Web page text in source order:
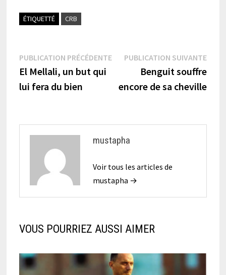
ÉTIQUETTÉ CRB
Navigation
de
PUBLICATION PRÉCÉDENTEPublication
précédente :
El Mellali, un but qui
lui fera du bien
PUBLICATION SUIVANTE
Benguit souffre
encore de sa cheville
mustapha
Voir tous les articles de
mustapha →
VOUS POURRIEZ AUSSI AIMER